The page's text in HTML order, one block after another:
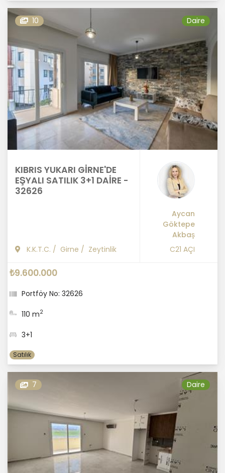
10 Daire
KIBRIS YUKARI GİRNE'DE
EŞYALI SATILIK 3+1 DAİRE -
32626
K.K.T.C. / Girne / Zeytinlik
Aycan
Göktepe
Akbaş
C21 AÇI
₺9.600.000
Portföy No: 32626
110 m2
3+1
Satılık
7 Daire